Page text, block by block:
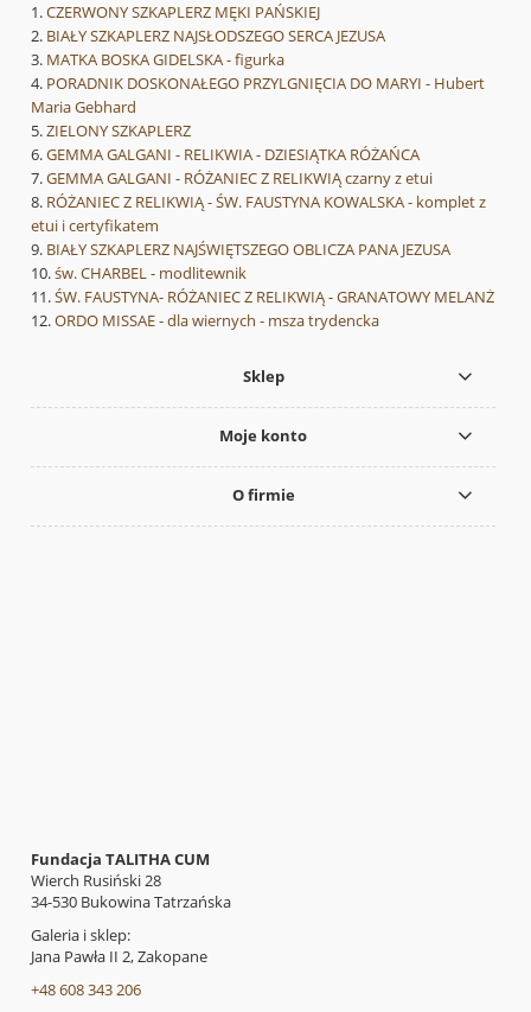
CZERWONY SZKAPLERZ MĘKI PAŃSKIEJ
BIAŁY SZKAPLERZ NAJSŁODSZEGO SERCA JEZUSA
MATKA BOSKA GIDELSKA - figurka
PORADNIK DOSKONAŁEGO PRZYLGNIĘCIA DO MARYI - Hubert
Maria Gebhard
ZIELONY SZKAPLERZ
GEMMA GALGANI - RELIKWIA - DZIESIĄTKA RÓŻAŃCA
GEMMA GALGANI - RÓŻANIEC Z RELIKWIĄ czarny z etui
RÓŻANIEC Z RELIKWIĄ - ŚW. FAUSTYNA KOWALSKA - komplet z
etui i certyfikatem
BIAŁY SZKAPLERZ NAJŚWIĘTSZEGO OBLICZA PANA JEZUSA
św. CHARBEL - modlitewnik
ŚW. FAUSTYNA- RÓŻANIEC Z RELIKWIĄ - GRANATOWY MELANŻ
ORDO MISSAE - dla wiernych - msza trydencka
Sklep
Moje konto
O firmie
Fundacja TALITHA CUM
Wierch Rusiński 28
34-530 Bukowina Tatrzańska
Galeria i sklep:
Jana Pawła II 2, Zakopane
+48 608 343 206